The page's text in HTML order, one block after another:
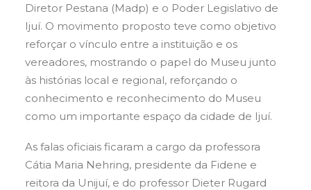
Diretor Pestana (Madp) e o Poder Legislativo de
Ijuí. O movimento proposto teve como objetivo
reforçar o vínculo entre a instituição e os
vereadores, mostrando o papel do Museu junto
às histórias local e regional, reforçando o
conhecimento e reconhecimento do Museu
como um importante espaço da cidade de Ijuí.
As falas oficiais ficaram a cargo da professora
Cátia Maria Nehring, presidente da Fidene e
reitora da Unijuí, e do professor Dieter Rugard